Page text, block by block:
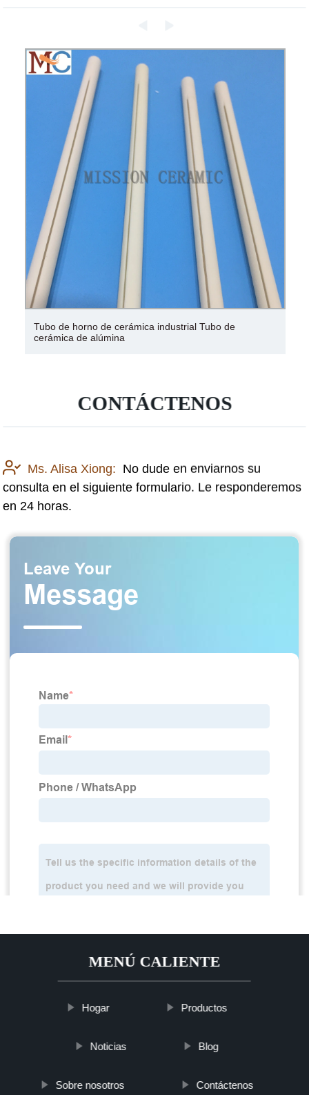
Tubo de horno de cerámica industrial Tubo de
cerámica de alúmina
CONTÁCTENOS
Ms. Alisa Xiong: No dude en enviarnos su
consulta en el siguiente formulario. Le responderemos
en 24 horas.
MENÚ CALIENTE
Hogar Productos
Noticias Blog
Sobre nosotros Contáctenos